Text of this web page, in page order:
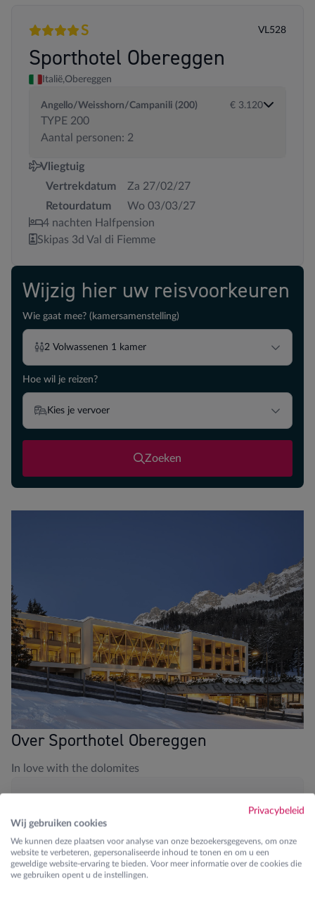
Privacybeleid
Wij gebruiken cookies
We kunnen deze plaatsen voor analyse van onze bezoekersgegevens, om onze
website te verbeteren, gepersonaliseerde inhoud te tonen en om u een
geweldige website-ervaring te bieden. Voor meer informatie over de cookies die
we gebruiken opent u de instellingen.
4 sterrenSuperior
S VL528
Sporthotel Obereggen
Italië,Obereggen
Angello/Weisshorn/Campanili (200)
TYPE 200
Aantal personen: 2
€ 3.120
Vliegtuig
Vertrekdatum
Za 27/02/27
Retourdatum
Wo 03/03/27
4 nachten Halfpension
Skipas 3d Val di Fiemme
Wijzig hier uw reisvoorkeuren
Wie gaat mee? (kamersamenstelling)
2 Volwassenen 1 kamer
Hoe wil je reizen?
Kies je vervoer
Zoeken
Over Sporthotel Obereggen
In love with the dolomites
Zwembad en wellness